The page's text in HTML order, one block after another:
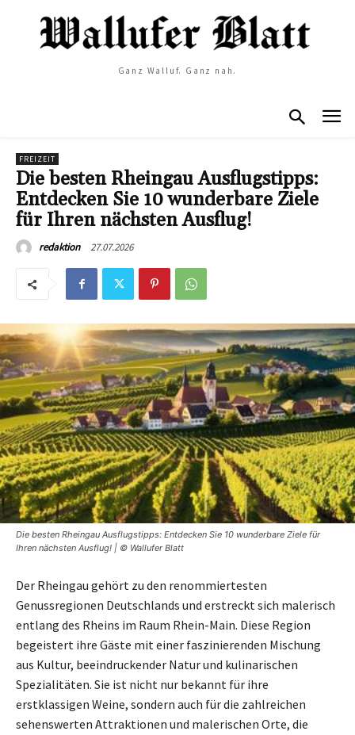
Ganz Walluf. Ganz nah.
FREIZEIT
Die besten Rheingau Ausflugstipps:
Entdecken Sie 10 wunderbare Ziele
für Ihren nächsten Ausflug!
redaktion 27.07.2026
Die besten Rheingau Ausflugstipps: Entdecken Sie 10 wunderbare Ziele für
Ihren nächsten Ausflug! | © Wallufer Blatt
Der Rheingau gehört zu den renommiertesten
Genussregionen Deutschlands und erstreckt sich malerisch
entlang des Rheins im Raum Rhein-Main. Diese Region
begeistert ihre Gäste mit einer faszinierenden Mischung
aus Kultur, beeindruckender Natur und kulinarischen
Spezialitäten. Sie ist nicht nur bekannt für ihre
erstklassigen Weine, sondern auch für die zahlreichen
sehenswerten Attraktionen und malerischen Orte, die